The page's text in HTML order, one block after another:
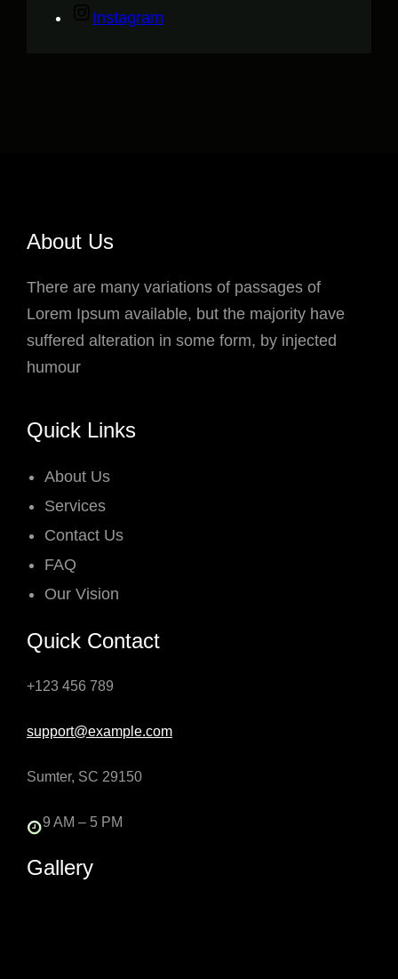
Instagram
About Us
There are many variations of passages of
Lorem Ipsum available, but the majority have
suffered alteration in some form, by injected
humour
Quick Links
About Us
Services
Contact Us
FAQ
Our Vision
Quick Contact
+123 456 789
support@example.com
Sumter, SC 29150
9 AM – 5 PM
Gallery